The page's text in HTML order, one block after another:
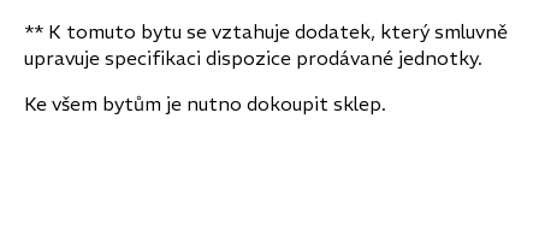
** K tomuto bytu se vztahuje dodatek, který smluvně
upravuje specifikaci dispozice prodávané jednotky.
Ke všem bytům je nutno dokoupit sklep.